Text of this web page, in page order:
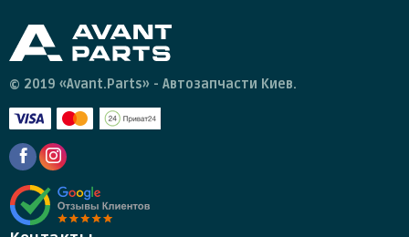
© 2019 «Avant.Parts» - Автозапчасти Киев.